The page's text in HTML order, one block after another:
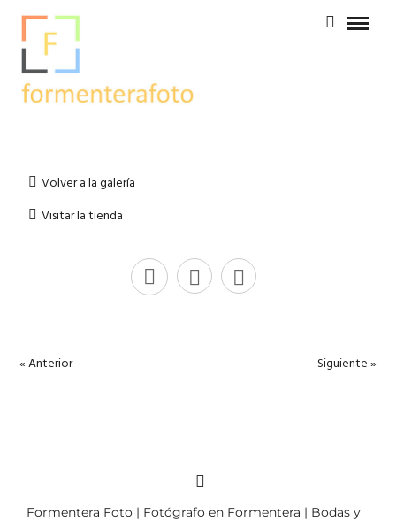
Volver a la galería
Visitar la tienda
« Anterior Siguiente »
Formentera Foto | Fotógrafo en Formentera | Bodas y